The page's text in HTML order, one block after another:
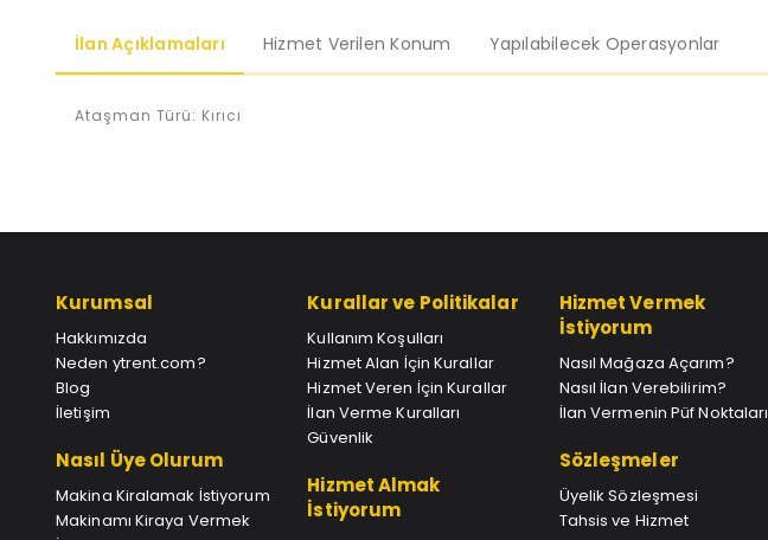
İlan Açıklamaları Hizmet Verilen Konum Yapılabilecek Operasyonlar
Ataşman Türü: Kırıcı
Kurumsal
Hakkımızda
Neden ytrent.com?
Blog
İletişim
Nasıl Üye Olurum
Makina Kiralamak İstiyorum
Makinamı Kiraya Vermek
Kurallar ve Politikalar
Kullanım Koşulları
Hizmet Alan İçin Kurallar
Hizmet Veren İçin Kurallar
İlan Verme Kuralları
Güvenlik
Hizmet Almak
İstiyorum
Hizmet Vermek
İstiyorum
Nasıl Mağaza Açarım?
Nasıl İlan Verebilirim?
İlan Vermenin Püf Noktaları
Sözleşmeler
Üyelik Sözleşmesi
Tahsis ve Hizmet